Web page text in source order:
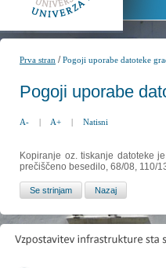
Prva stran /Pogoji uporabe datoteke
Pogoji uporabe
A- | A+ | Natisni
Kopiranje oz. tiskanje datoteke
prečiščeno besedilo, 68/08, 110/